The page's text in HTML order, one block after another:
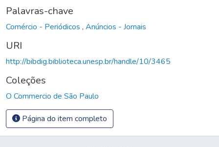
Palavras-chave
Comércio - Periódicos , Anúncios - Jornais
URI
http://bibdig.biblioteca.unesp.br/handle/10/3465
Coleções
O Commercio de São Paulo
Página do item completo